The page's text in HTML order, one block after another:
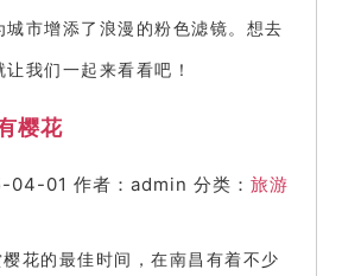
市增添了浪漫的粉色滤镜。想去
我们一起来看看吧！
樱花
04-01 作者：admin 分类： 旅游
花的最佳时间，在南昌有着不少